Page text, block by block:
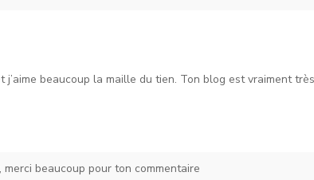
beaucoup la maille du tien. Ton blog est vraiment
beaucoup pour ton commentaire